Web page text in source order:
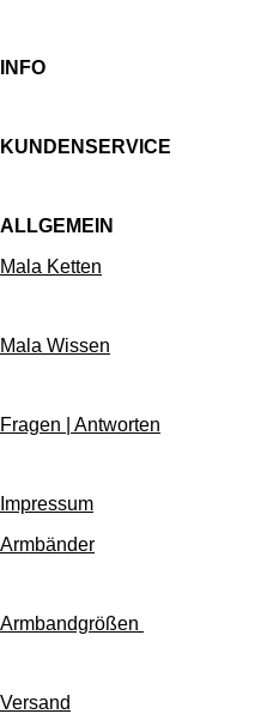
INFO
KUNDENSERVICE
ALLGEMEIN
Mala Ketten
Mala Wissen
Fragen | Antworten
Impressum
Armbänder
Armbandgrößen
Versand